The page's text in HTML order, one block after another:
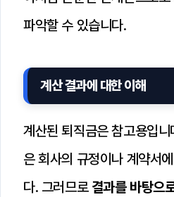
파악할 수 있습니다.
계산 결과에 대한 이해
계산된 퇴직금은 참고용입
은 회사의 규정이나 계약서
다. 그러므로 결과를 바탕으